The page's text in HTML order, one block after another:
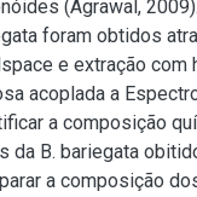
(Agrawal,
foram obtidos
e extração com
acoplada a
a composição
da B. bariegata
a composição